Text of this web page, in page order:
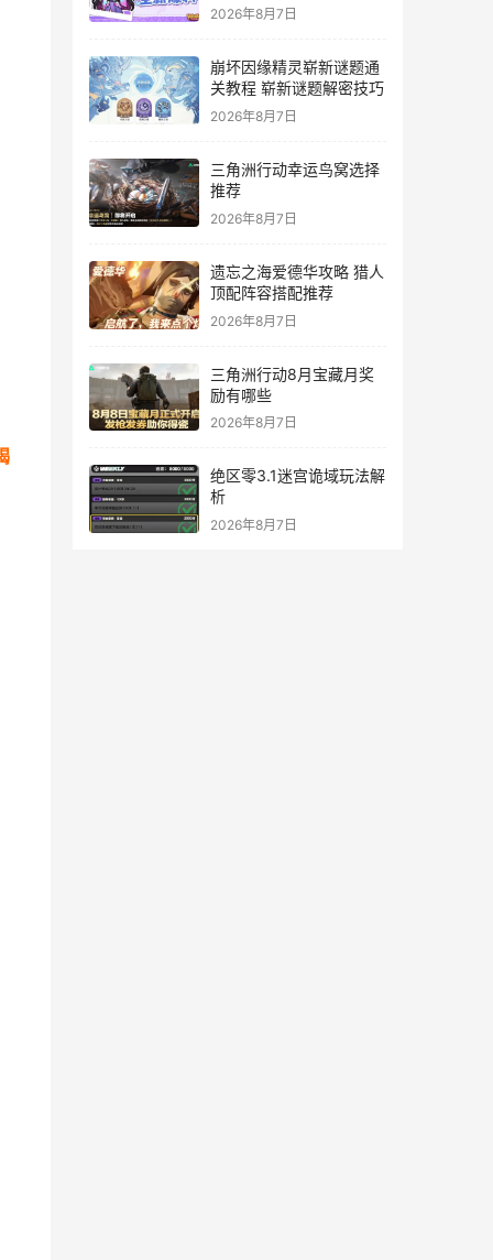
2026年8月7日
崩坏因缘精灵崭新谜题通
关教程 崭新谜题解密技巧
2026年8月7日
三角洲行动幸运鸟窝选择
推荐
2026年8月7日
遗忘之海爱德华攻略 猎人
顶配阵容搭配推荐
2026年8月7日
三角洲行动8月宝藏月奖
励有哪些
2026年8月7日
绝区零3.1迷宫诡域玩法解
析
2026年8月7日